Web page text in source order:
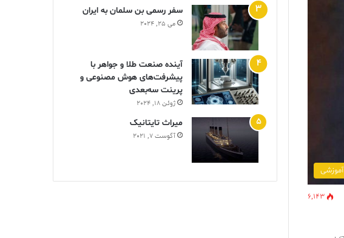
آموزشی
6,143
سفر رسمی بن سلمان به ایران
می 25, 2024
آینده صنعت طلا و جواهر با
پیشرفت‌های هوش مصنوعی و
پرینت سه‌بعدی
ژوئن 18, 2024
ميراث تايتانيک
آگوست 7, 2021